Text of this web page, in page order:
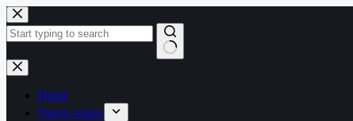
Pular
para
o
Home
Quem somos